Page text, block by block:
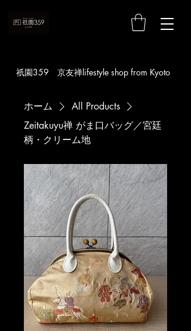
​祇園359 京友禅lifestyle shop from Kyoto
ホーム
All Products
Zeitakuyu禅 がま口バッグ／宮廷
柄・クリーム地